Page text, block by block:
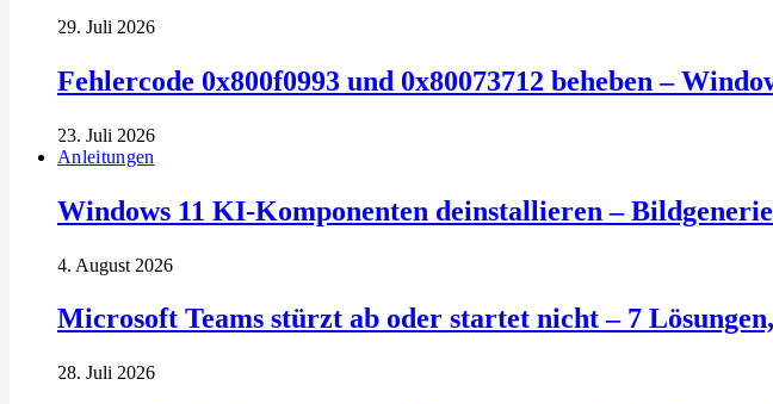
29. Juli 2026
Fehlercode 0x800f0993 und 0x80073712 beheben –
23. Juli 2026
Anleitungen
Windows 11 KI-Komponenten deinstallieren –
4. August 2026
Microsoft Teams stürzt ab oder startet nicht – 7
28. Juli 2026